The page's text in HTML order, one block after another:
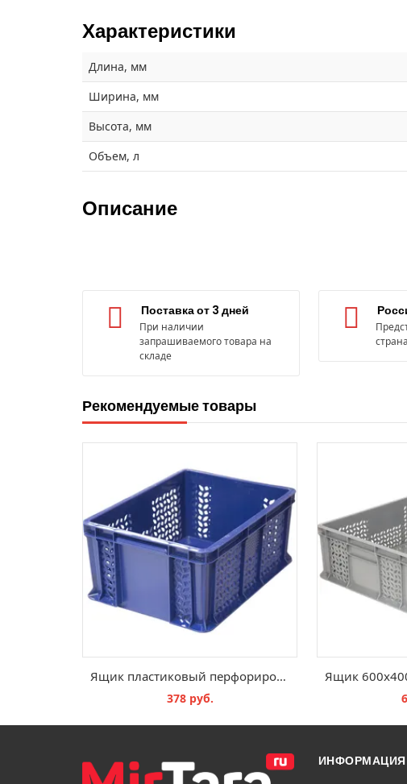
Характеристики
Длина, мм
Ширина, мм
Высота, мм
Объем, л
Описание
Поставка от 3 дней
При наличии
запрашиваемого товара на
складе
Рекомендуемые товары
Ящик пластиковый перфорированный 400х300х180 мм сплошное дно
378 руб.
ИНФОРМАЦИЯ